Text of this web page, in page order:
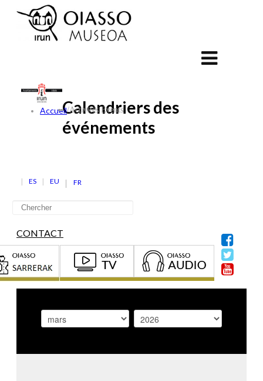
ES EU FR
CONTACT
Accueil/Activités Events
Calendriers des
événements